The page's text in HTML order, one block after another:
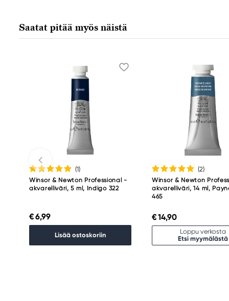
Saatat pitää myös näistä
(1)
Winsor & Newton Professional -
akvarelliväri, 5 ml, Indigo 322
€ 6,99
Lisää ostoskoriin
(2)
Winsor & Newton
akvarelliväri, 14 ml,
465
€ 14,90
Loppu verkosta
Etsi myymälästä